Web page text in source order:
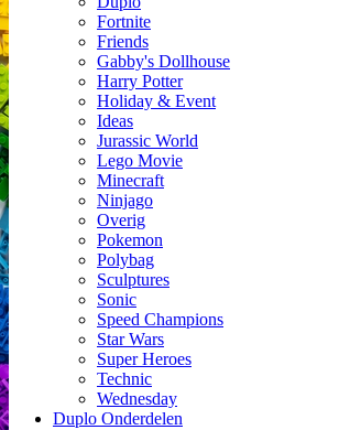
Fortnite
Friends
Gabby's Dollhouse
Harry Potter
Holiday & Event
Ideas
Jurassic World
Lego Movie
Minecraft
Ninjago
Overig
Pokemon
Polybag
Sculptures
Sonic
Speed Champions
Star Wars
Super Heroes
Technic
Wednesday
Duplo Onderdelen